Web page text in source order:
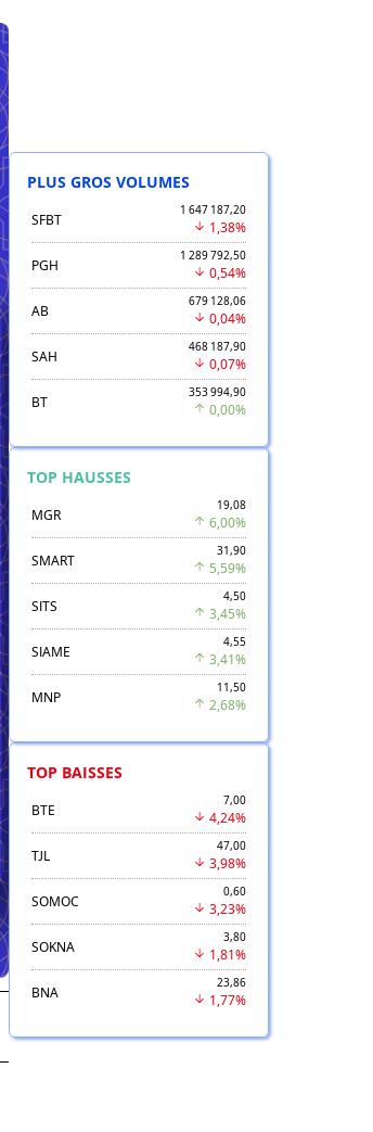
PLUS GROS VOLUMES
SFBT
1 647 187,20
1,38%
PGH
1 289 792,50
0,54%
AB
679 128,06
0,04%
SAH
468 187,90
0,07%
BT
353 994,90
0,00%
TOP HAUSSES
MGR
19,08
6,00%
SMART
31,90
5,59%
SITS
4,50
3,45%
SIAME
4,55
3,41%
MNP
11,50
2,68%
TOP BAISSES
BTE
7,00
4,24%
TJL
47,00
3,98%
SOMOC
0,60
3,23%
SOKNA
3,80
1,81%
BNA
23,86
1,77%